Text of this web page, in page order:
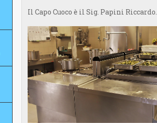
Il Capo Cuoco è il Sig. Papini Riccardo.